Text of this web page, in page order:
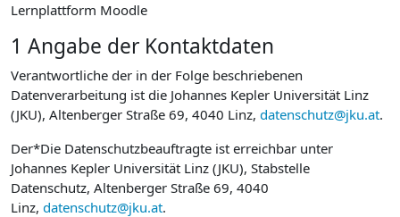
Lernplattform Moodle
1 Angabe der Kontaktdaten
Verantwortliche der in der Folge beschriebenen
Datenverarbeitung ist die Johannes Kepler Universität Linz
(JKU), Altenberger Straße 69, 4040 Linz, datenschutz@jku.at.
Der*Die Datenschutzbeauftragte ist erreichbar unter
Johannes Kepler Universität Linz (JKU), Stabstelle
Datenschutz, Altenberger Straße 69, 4040
Linz, datenschutz@jku.at.